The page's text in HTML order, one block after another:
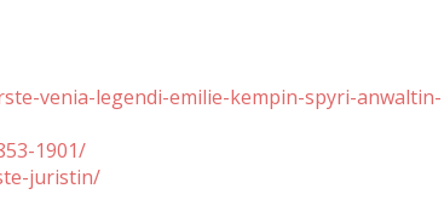
venia-legendi-emilie-kempin-spyri-anwaltin-
1901/
juristin/